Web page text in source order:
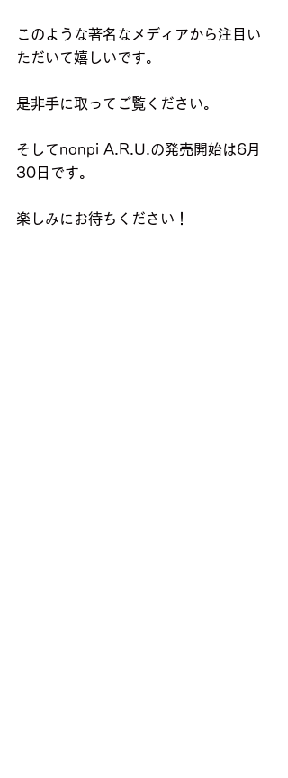
このような著名なメディアから注目い
ただいて嬉しいです。
是非手に取ってご覧ください。
そしてnonpi A.R.U.の発売開始は6月
30日です。
楽しみにお待ちください！